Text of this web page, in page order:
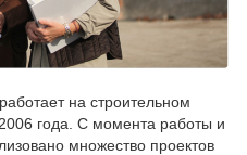
на строительном
года. С момента работы и
множество проектов